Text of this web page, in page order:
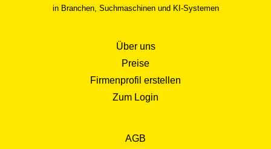
in Branchen, Suchmaschinen und KI-Systemen
Über uns
Preise
Firmenprofil erstellen
Zum Login
AGB